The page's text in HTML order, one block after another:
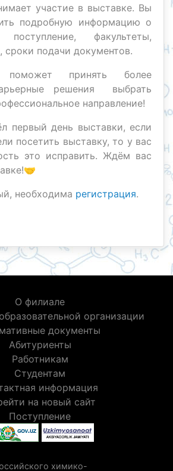
участие в выставке. Вы
подробную информацию о
поступление, факультеты,
сроки подачи документов.
поможет принять более
решения выбрать
направление!
первый день выставки, если
посетить выставку, то у вас
это исправить. Ждём вас
необходима регистрация.
О филиале
организации
документы
Абитуриенты
Работникам
Студентам
информация
на новый сайт
Поступление
химико-